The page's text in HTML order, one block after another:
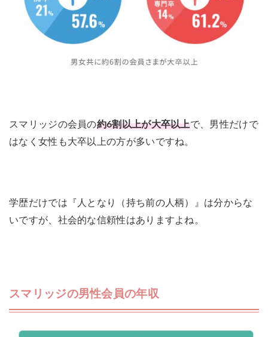
スマリッジの会員の約6割以上が大卒以上で、男性だけで
はなく女性も大卒以上の方が多いですね。
学歴だけでは『人となり（持ち前の人柄）』は分からな
いですが、社会的な信頼性はありますよね。
スマリッジの男性会員の年収